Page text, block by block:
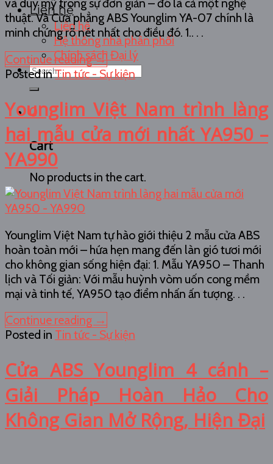
Liên hệ
Liên hệ
Hệ thống nhà phân phối
Chính sách Đại lý
Search
0
Cart
No products in the cart.
và duy mỹ trong sự đơn giản – đó là cả một nghệ
thuật. Và Cửa phẳng ABS Younglim YA-07 chính là
minh chứng rõ nét nhất cho điều đó. 1.. . .
Continue reading→
Posted inTin tức - Sự kiện
Younglim Việt Nam trình làng
hai mẫu cửa mới nhất YA950 –
YA990
Younglim Việt Nam tự hào giới thiệu 2 mẫu cửa ABS
hoàn toàn mới – hứa hẹn mang đến làn gió tươi mới
cho không gian sống hiện đại: 1. Mẫu YA950 – Thanh
lịch và Tối giản: Với mẫu huỳnh vòm uốn cong mềm
mại và tinh tế, YA950 tạo điểm nhấn ấn tượng. . .
Continue reading →
Posted in Tin tức - Sự kiện
Cửa ABS Younglim 4 cánh –
Giải Pháp Hoàn Hảo Cho
Không Gian Mở Rộng, Hiện Đại